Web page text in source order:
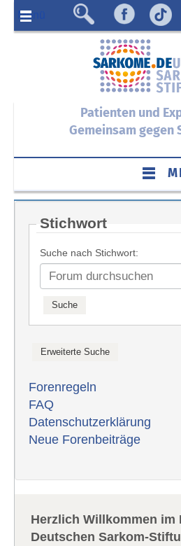
Menü
Patienten und
Gemeinsam gegen
Stichwort
Suche nach Stichwort:
Forenregeln
FAQ
Datenschutzerklärung
Neue Forenbeiträge
Herzlich Willkommen im
Deutschen Sarkom-